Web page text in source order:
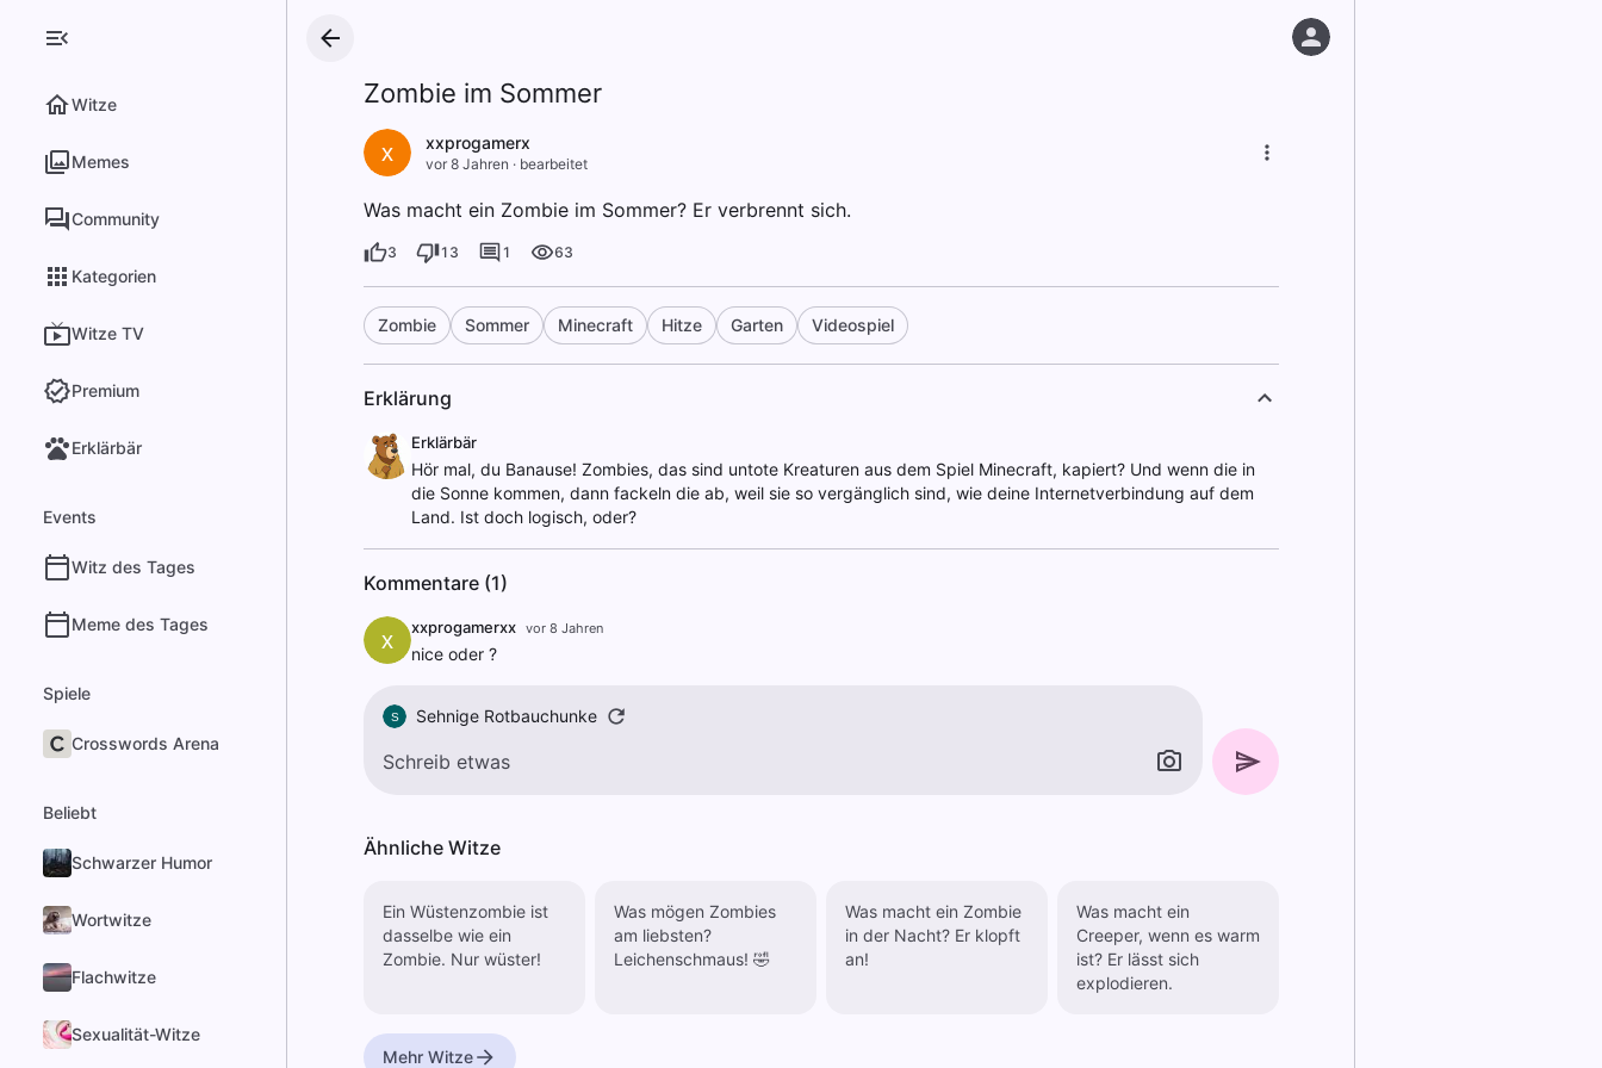
Witze
Memes
Community
Kategorien
Witze TV
Premium
Erklärbär
Events
Witz des Tages
Meme des Tages
Spiele
Crosswords Arena
Beliebt
Schwarzer Humor
Wortwitze
Flachwitze
Sexualität-Witze
Zombie im Sommer
x xxprogamerx
vor 8 Jahren · bearbeitet
Was macht ein Zombie im Sommer? Er verbrennt sich.
3 13 1 63
Zombie Sommer Minecraft Hitze Garten Videospiel
Erklärung
Erklärbär
Hör mal, du Banause! Zombies, das sind untote Kreaturen aus dem Spiel Minecraft, kapiert? Und wenn die in
die Sonne kommen, dann fackeln die ab, weil sie so vergänglich sind, wie deine Internetverbindung auf dem
Land. Ist doch logisch, oder?
Kommentare (1)
x xxprogamerxx vor 8 Jahren
nice oder ?
S Sehnige Rotbauchunke
Ähnliche Witze
Ein Wüstenzombie ist
dasselbe wie ein
Zombie. Nur wüster!
Was mögen Zombies
am liebsten?
Leichenschmaus! 🤣
Was macht ein Zombie
in der Nacht? Er klopft
an!
Was macht ein
Creeper, wenn es warm
ist? Er lässt sich
explodieren.
Mehr Witze